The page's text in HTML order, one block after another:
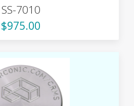
SS-7010
$975.00